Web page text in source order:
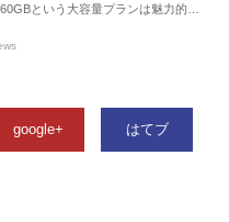
という大容量プランは魅力的…
google+ はてブ